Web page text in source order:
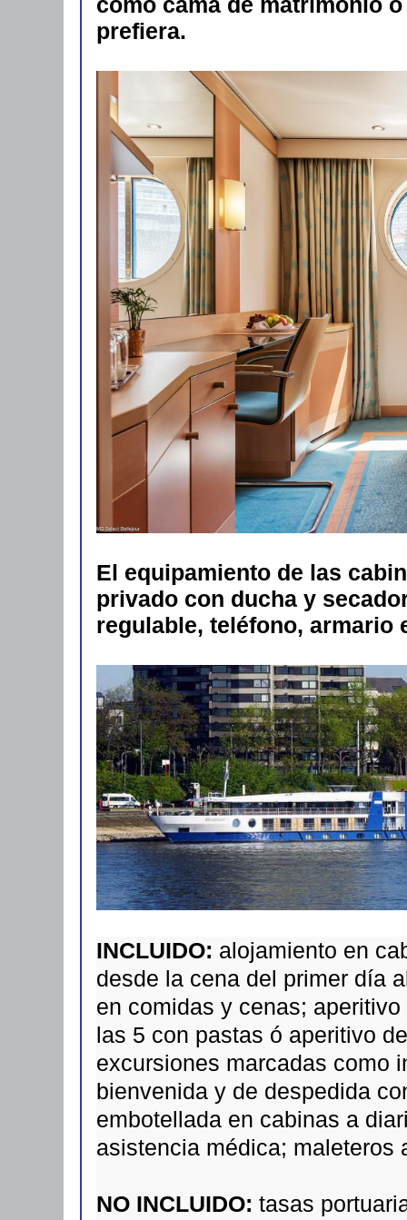
prefiera.
El equipamiento de las
privado con ducha y
regulable, teléfono, armario
INCLUIDO: alojamiento en
desde la cena del primer día
en comidas y cenas;
las 5 con pastas ó aperitivo
excursiones marcadas como
bienvenida y de despedida
embotellada en cabinas a
asistencia médica; maleteros
NO INCLUIDO: tasas